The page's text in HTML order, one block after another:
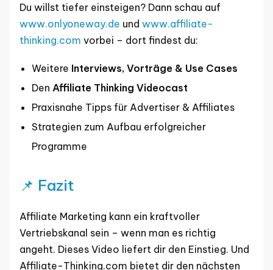
Du willst tiefer einsteigen? Dann schau auf
www.onlyoneway.de und www.affiliate-
thinking.com vorbei – dort findest du:
Weitere Interviews, Vorträge & Use Cases
Den Affiliate Thinking Videocast
Praxisnahe Tipps für Advertiser & Affiliates
Strategien zum Aufbau erfolgreicher
Programme
📌 Fazit
Affiliate Marketing kann ein kraftvoller
Vertriebskanal sein – wenn man es richtig
angeht. Dieses Video liefert dir den Einstieg. Und
Affiliate-Thinking.com bietet dir den nächsten